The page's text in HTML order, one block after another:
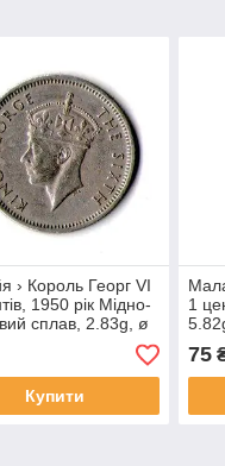
› Король Георг VI
1950 рік Мідно-
сплав, 2.83g, ø
№3448
Купити
1
75